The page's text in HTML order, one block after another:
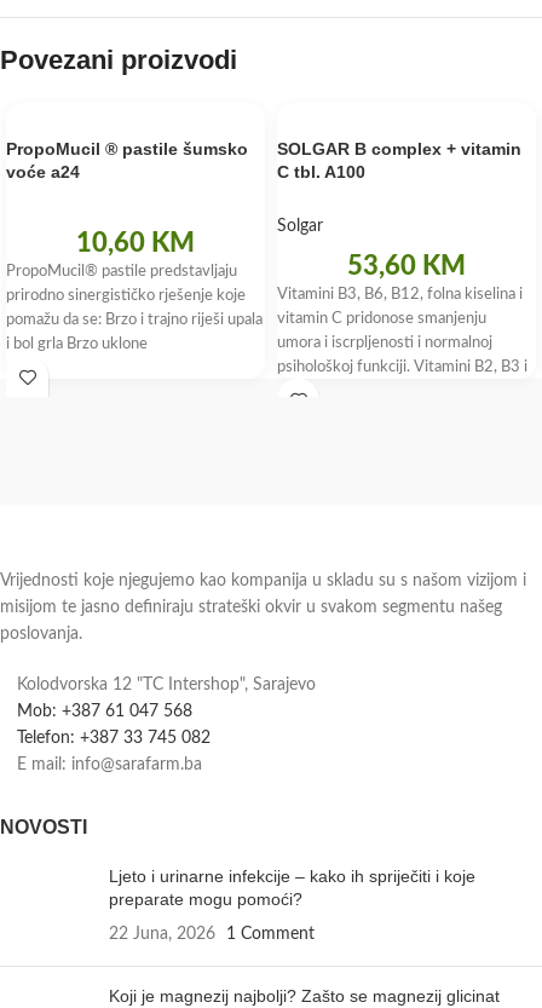
Povezani proizvodi
PropoMucil ® pastile šumsko
voće a24
10,60 KM
PropoMucil® pastile predstavljaju
prirodno sinergističko rješenje koje
pomažu da se: Brzo i trajno riješi upala
i bol grla Brzo uklone
SOLGAR B complex + vitamin
C tbl. A100
Solgar
53,60 KM
Vitamini B3, B6, B12, folna kiselina i
vitamin C pridonose smanjenju
umora i iscrpljenosti i normalnoj
psihološkoj funkciji. Vitamini B2, B3 i
biotin pridonose
Vrijednosti koje njegujemo kao kompanija u skladu su s našom vizijom i
misijom te jasno definiraju strateški okvir u svakom segmentu našeg
poslovanja.
Kolodvorska 12 "TC Intershop", Sarajevo
Mob: +387 61 047 568
Telefon: +387 33 745 082
E mail: info@sarafarm.ba
NOVOSTI
Ljeto i urinarne infekcije – kako ih spriječiti i koje
preparate mogu pomoći?
22 Juna, 2026 1 Comment
Koji je magnezij najbolji? Zašto se magnezij glicinat